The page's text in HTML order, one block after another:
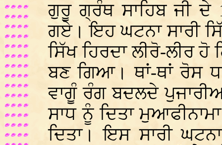
ਗੁਰੂ ਗ੍ਰੰਥ ਸਾਹਿਬ ਜੀ
ਗਏ। ਇਹ ਘਟਨਾ ਸਾਰੀ
ਸਿੱਖ ਹਿਰਦਾ ਲੀਰੋ-ਲੀਰ
ਬਣ ਗਿਆ। ਥਾਂ-ਥਾਂ ਰੋਸ
ਵਾਗੂੰ ਰੰਗ ਬਦਲਦੇ
ਸਾਧ ਨੂੰ ਦਿਤਾ
ਦਿਤਾ। ਇਸ ਸਾਰੀ